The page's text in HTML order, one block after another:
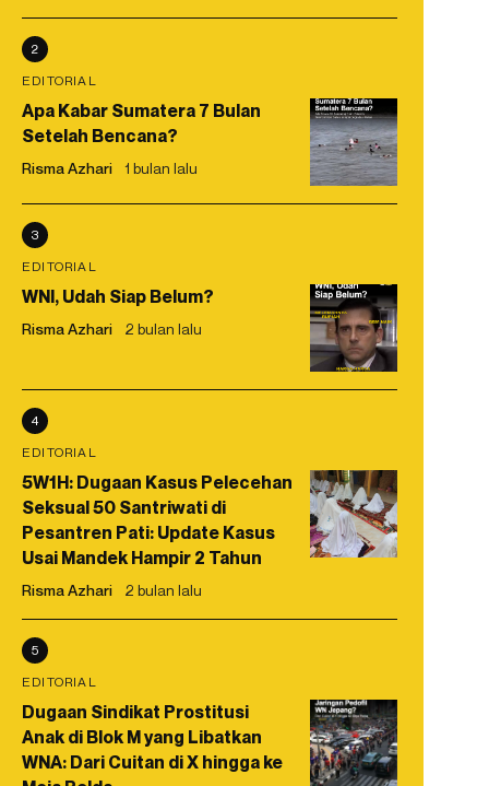
2
EDITORIAL
Apa Kabar Sumatera 7 Bulan
Setelah Bencana?
Risma Azhari 1 bulan lalu
3
EDITORIAL
WNI, Udah Siap Belum?
Risma Azhari 2 bulan lalu
4
EDITORIAL
5W1H: Dugaan Kasus Pelecehan
Seksual 50 Santriwati di
Pesantren Pati: Update Kasus
Usai Mandek Hampir 2 Tahun
Risma Azhari 2 bulan lalu
5
EDITORIAL
Dugaan Sindikat Prostitusi
Anak di Blok M yang Libatkan
WNA: Dari Cuitan di X hingga ke